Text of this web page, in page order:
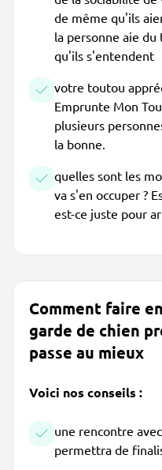
de même qu'ils
la personne aie du
qu'ils s'entendent
votre toutou
Emprunte Mon
plusieurs
la bonne.
quelles sont les
va s'en occuper ?
est-ce juste pour
Comment faire
garde de chien
passe au mieux
Voici nos conseils :
une rencontre
permettra de